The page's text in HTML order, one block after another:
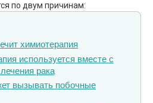
по двум причинам:
химиотерапия
используется вместе с
рака
вызывать побочные